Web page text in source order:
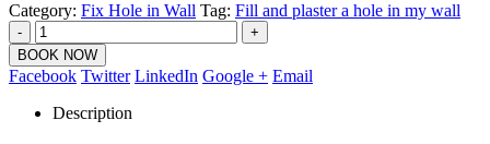
Category: Fix Hole in Wall Tag: Fill and plaster a hole in my wall
-
+
BOOK NOW
Facebook Twitter LinkedIn Google + Email
Description